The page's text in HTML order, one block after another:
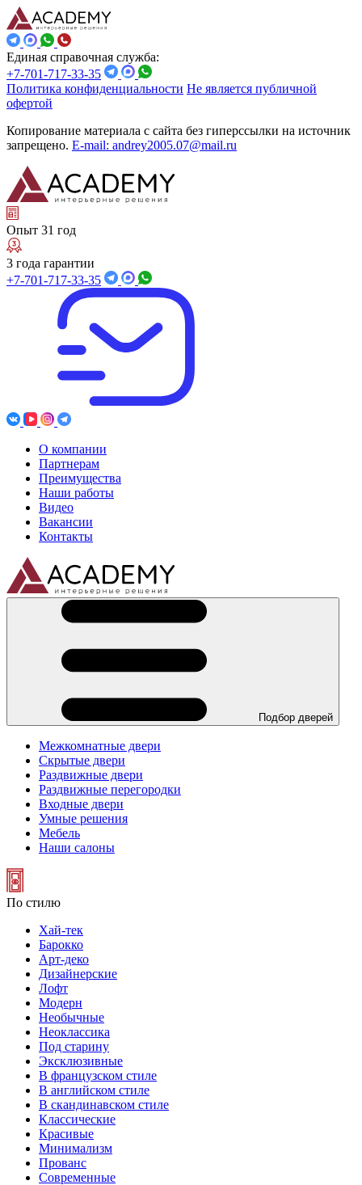
Единая справочная служба:
+7-701-717-33-35
Политика конфиденциальности Не является публичной
офертой
Копирование материала с сайта без гиперссылки на источник
запрещено. E-mail: andrey2005.07@mail.ru
Опыт 31 год
3 года гарантии
+7-701-717-33-35
О компании
Партнерам
Преимущества
Наши работы
Видео
Вакансии
Контакты
Подбор дверей
Межкомнатные двери
Скрытые двери
Раздвижные двери
Раздвижные перегородки
Входные двери
Умные решения
Мебель
Наши салоны
По стилю
Хай-тек
Барокко
Арт-деко
Дизайнерские
Лофт
Модерн
Необычные
Неоклассика
Под старину
Эксклюзивные
В французском стиле
В английском стиле
В скандинавском стиле
Классические
Красивые
Минимализм
Прованс
Современные